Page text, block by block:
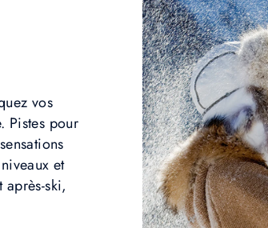
vos
Pistes pour
et
ski,